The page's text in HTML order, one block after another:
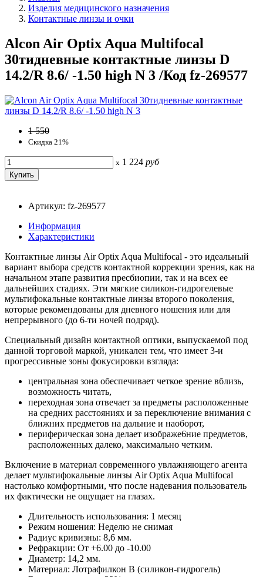
Изделия медицинского назначения
Контактные линзы и очки
Alcon Air Optix Aqua Multifocal
30тидневные контактные линзы D
14.2/R 8.6/ -1.50 high N 3 /Код fz-269577
1 550
Скидка 21%
x 1 224 руб
Артикул: fz-269577
Информация
Характеристики
Контактные линзы Air Optix Aqua Multifocal - это идеальный
вариант выбора средств контактной коррекции зрения, как на
начальном этапе развития пресбиопии, так и на всех ее
дальнейших стадиях. Эти мягкие силикон-гидрогелевые
мультифокальные контактные линзы второго поколения,
которые рекомендованы для дневного ношения или для
непрерывного (до 6-ти ночей подряд).
Специальный дизайн контактной оптики, выпускаемой под
данной торговой маркой, уникален тем, что имеет 3-и
прогрессивные зоны фокусировки взгляда:
центральная зона обеспечивает четкое зрение вблизь,
возможность читать,
переходная зона отвечает за предметы расположенные
на средних расстояниях и за переключение внимания с
ближних предметов на дальние и наоборот,
периферическая зона делает изображе6ние предметов,
расположенных далеко, максимально четким.
Включение в материал современного увлажняющего агента
делает мультифокальные линзы Air Optix Aqua Multifocal
настолько комфортными, что после надевания пользователь
их фактически не ощущает на глазах.
Длительность использования: 1 месяц
Режим ношения: Неделю не снимая
Радиус кривизны: 8,6 мм.
Рефракции: От +6.00 до -10.00
Диаметр: 14,2 мм.
Материал: Лотрафилкон В (силикон-гидрогель)